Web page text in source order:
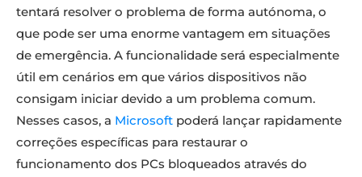
tentará resolver o problema de forma autónoma, o
que pode ser uma enorme vantagem em situações
de emergência. A funcionalidade será especialmente
útil em cenários em que vários dispositivos não
consigam iniciar devido a um problema comum.
Nesses casos, a Microsoft poderá lançar rapidamente
correções específicas para restaurar o
funcionamento dos PCs bloqueados através do